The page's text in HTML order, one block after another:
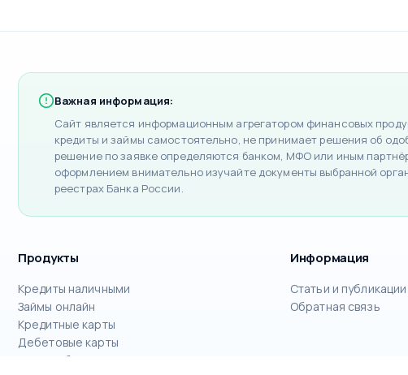
Важная информация:
Сайт является информационным агрегатором финансовых
кредиты и займы самостоятельно, не принимает решения об
решение по заявке определяются банком, МФО или иным
оформлением внимательно изучайте документы выбранной
реестрах Банка России.
Продукты
Кредиты наличными
Займы онлайн
Кредитные карты
Дебетовые карты
РКО для бизнеса
Информация
Статьи и публикации
Обратная связь